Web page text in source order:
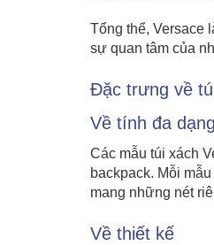
Tổng thể, Versace
sự quan tâm của
Đặc trưng về
Về tính đa dạng
Các mẫu túi xách
backpack. Mỗi
mang những nét
Về thiết kế